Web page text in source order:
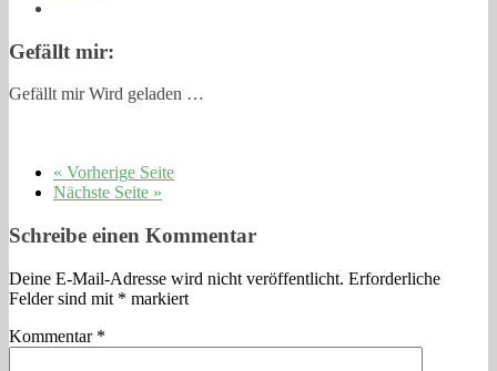
Gefällt mir:
Gefällt mir Wird geladen …
« Vorherige Seite
Nächste Seite »
Schreibe einen Kommentar
Deine E-Mail-Adresse wird nicht veröffentlicht. Erforderliche
Felder sind mit * markiert
Kommentar *